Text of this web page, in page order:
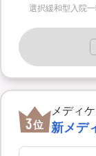
選択緩和型入院
3位
メディ
新メデ